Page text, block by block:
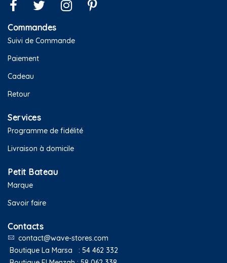
Commandes
Suivi de Commande
Paiement
Cadeau
Retour
Services
Programme de fidélité
Livraison à domicile
Petit Bateau
Marque
Savoir faire
Contacts
contact@wave-stores.com
Boutique La Marsa : 54 462 332